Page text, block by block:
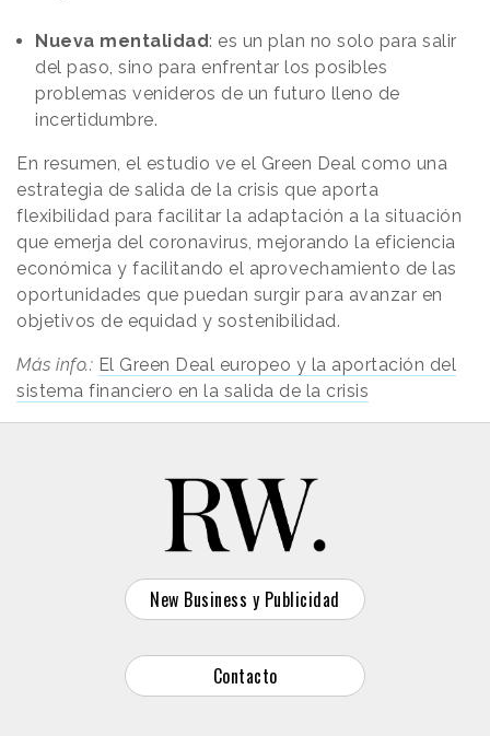
Nueva mentalidad: es un plan no solo para salir
del paso, sino para enfrentar los posibles
problemas venideros de un futuro lleno de
incertidumbre.
En resumen, el estudio ve el Green Deal como una
estrategia de salida de la crisis que aporta
flexibilidad para facilitar la adaptación a la situación
que emerja del coronavirus, mejorando la eficiencia
económica y facilitando el aprovechamiento de las
oportunidades que puedan surgir para avanzar en
objetivos de equidad y sostenibilidad.
Más info.: El Green Deal europeo y la aportación del
sistema financiero en la salida de la crisis
New Business y Publicidad
Contacto